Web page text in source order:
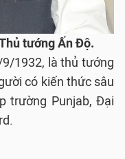
tướng Ấn Độ.
1932, là thủ tướng
có kiến thức sâu
trường Punjab, Đại